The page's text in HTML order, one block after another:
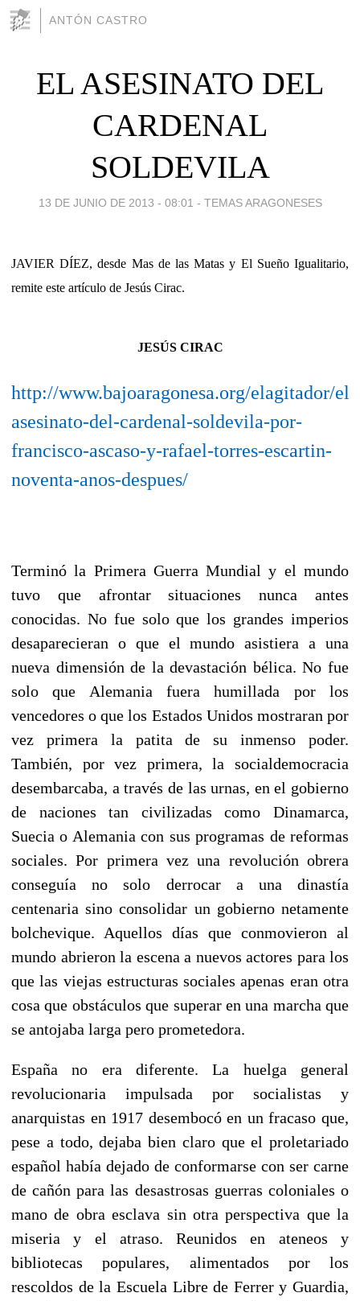
ANTÓN CASTRO
EL ASESINATO DEL
CARDENAL
SOLDEVILA
13 DE JUNIO DE 2013 - 08:01 - TEMAS ARAGONESES
JAVIER DÍEZ, desde Mas de las Matas y El Sueño Igualitario,
remite este artículo de Jesús Cirac.
JESÚS CIRAC
http://www.bajoaragonesa.org/elagitador/el-
asesinato-del-cardenal-soldevila-por-
francisco-ascaso-y-rafael-torres-escartin-
noventa-anos-despues/
Terminó la Primera Guerra Mundial y el mundo
tuvo que afrontar situaciones nunca antes
conocidas. No fue solo que los grandes imperios
desaparecieran o que el mundo asistiera a una
nueva dimensión de la devastación bélica. No fue
solo que Alemania fuera humillada por los
vencedores o que los Estados Unidos mostraran por
vez primera la patita de su inmenso poder.
También, por vez primera, la socialdemocracia
desembarcaba, a través de las urnas, en el gobierno
de naciones tan civilizadas como Dinamarca,
Suecia o Alemania con sus programas de reformas
sociales. Por primera vez una revolución obrera
conseguía no solo derrocar a una dinastía
centenaria sino consolidar un gobierno netamente
bolchevique. Aquellos días que conmovieron al
mundo abrieron la escena a nuevos actores para los
que las viejas estructuras sociales apenas eran otra
cosa que obstáculos que superar en una marcha que
se antojaba larga pero prometedora.
España no era diferente. La huelga general
revolucionaria impulsada por socialistas y
anarquistas en 1917 desembocó en un fracaso que,
pese a todo, dejaba bien claro que el proletariado
español había dejado de conformarse con ser carne
de cañón para las desastrosas guerras coloniales o
mano de obra esclava sin otra perspectiva que la
miseria y el atraso. Reunidos en ateneos y
bibliotecas populares, alimentados por los
rescoldos de la Escuela Libre de Ferrer y Guardia,